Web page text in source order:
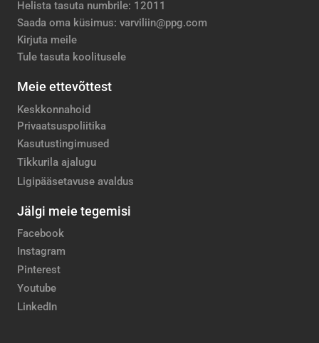
Helista tasuta numbrile: 12011
Saada oma küsimus: varviliin@ppg.com
Kirjuta meile
Tule tasuta koolitusele
Meie ettevõttest
Keskkonnahoid
Privaatsuspoliitika
Kasutustingimused
Tikkurila ajalugu
Ligipääsetavuse avaldus
Jälgi meie tegemisi
Facebook
Instagram
Pinterest
Youtube
LinkedIn